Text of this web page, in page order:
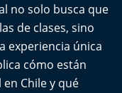
no solo busca que
de clases, sino
experiencia única
cómo están
Chile y qué